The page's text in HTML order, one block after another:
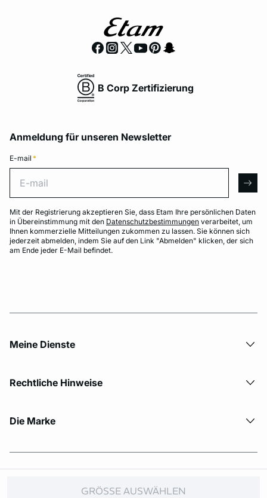
GRÖSSE AUSWÄHLEN
B Corp Zertifizierung
Anmeldung für unseren Newsletter
E-mail *
Mit der Registrierung akzeptieren Sie, dass Etam Ihre persönlichen Daten
in Übereinstimmung mit den Datenschutzbestimmungen verarbeitet, um
Ihnen kommerzielle Mitteilungen zukommen zu lassen. Sie können sich
jederzeit abmelden, indem Sie auf den Link "Abmelden" klicken, der sich
am Ende jeder E-Mail befindet.
Meine Dienste
Rechtliche Hinweise
Die Marke